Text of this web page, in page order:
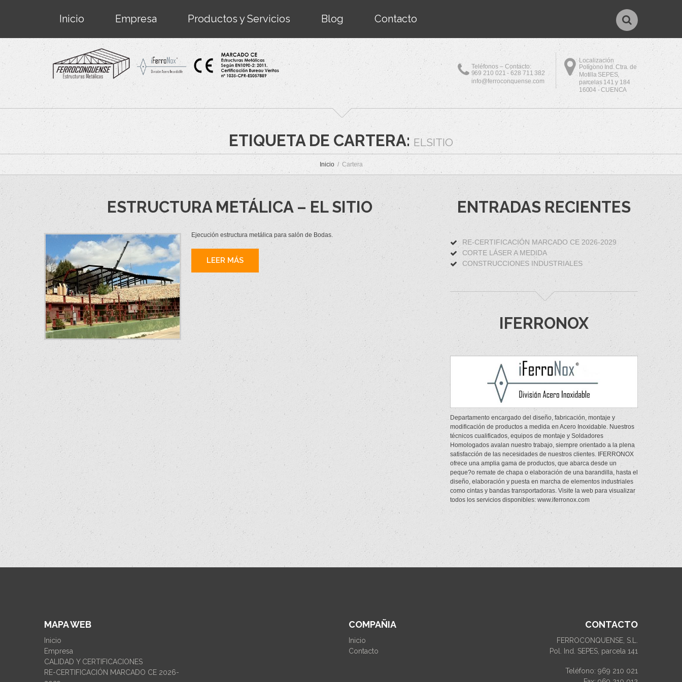
Inicio Empresa Productos y Servicios Blog Contacto
Localización
Polígono Ind. Ctra. de
Motilla SEPES,
parcelas 141 y 184
16004 - CUENCA
Teléfonos – Contacto:
969 210 021 - 628 711 382
info@ferroconquense.com
ETIQUETA DE CARTERA: ELSITIO
Inicio Cartera
ESTRUCTURA METÁLICA – EL SITIO
Ejecución estructura metálica para salón de Bodas.
LEER MÁS
ENTRADAS RECIENTES
RE-CERTIFICACIÓN MARCADO CE 2026-2029
CORTE LÁSER A MEDIDA
CONSTRUCCIONES INDUSTRIALES
IFERRONOX
Departamento encargado del diseño, fabricación, montaje y
modificación de productos a medida en Acero Inoxidable. Nuestros
técnicos cualificados, equipos de montaje y Soldadores
Homologados avalan nuestro trabajo, siempre orientado a la plena
satisfacción de las necesidades de nuestros clientes. IFERRONOX
ofrece una amplia gama de productos, que abarca desde un
peque?o remate de chapa o elaboración de una barandilla, hasta el
diseño, elaboración y puesta en marcha de elementos industriales
como cintas y bandas transportadoras. Visite la web para visualizar
todos los servicios disponibles: www.iferronox.com
MAPA WEB
Inicio
Empresa
CALIDAD Y CERTIFICACIONES
RE-CERTIFICACIÓN MARCADO CE 2026-
COMPAÑIA
Inicio
Contacto
CONTACTO
FERROCONQUENSE, S.L.
Pol. Ind. SEPES, parcela 141
Teléfono: 969 210 021